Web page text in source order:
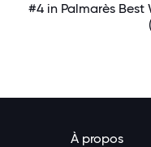
#4 in Palmarès Best
À propos